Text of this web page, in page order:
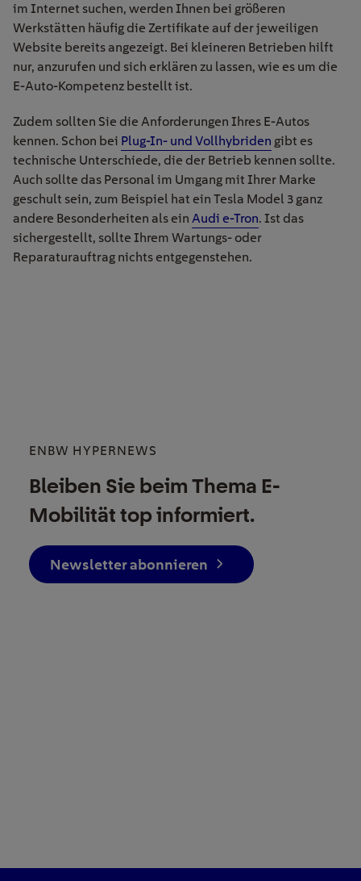
im Internet suchen, werden Ihnen bei größeren
Werkstätten häufig die Zertifikate auf der jeweiligen
Website bereits angezeigt. Bei kleineren Betrieben hilft
nur, anzurufen und sich erklären zu lassen, wie es um die
E-Auto-Kompetenz bestellt ist.
Zudem sollten Sie die Anforderungen Ihres E-Autos
kennen. Schon bei Plug-In- und Vollhybriden gibt es
technische Unterschiede, die der Betrieb kennen sollte.
Auch sollte das Personal im Umgang mit Ihrer Marke
geschult sein, zum Beispiel hat ein Tesla Model 3 ganz
andere Besonderheiten als ein Audi e-Tron. Ist das
sichergestellt, sollte Ihrem Wartungs- oder
Reparaturauftrag nichts entgegenstehen.
ENBW HYPERNEWS
Bleiben Sie beim Thema E-
Mobilität top informiert.
Newsletter abonnieren